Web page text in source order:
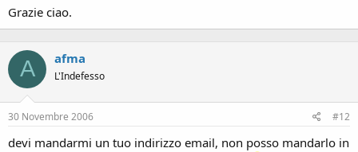
Grazie ciao.
A afma
L'Indefesso
30 Novembre 2006 #12
devi mandarmi un tuo indirizzo email, non posso mandarlo in